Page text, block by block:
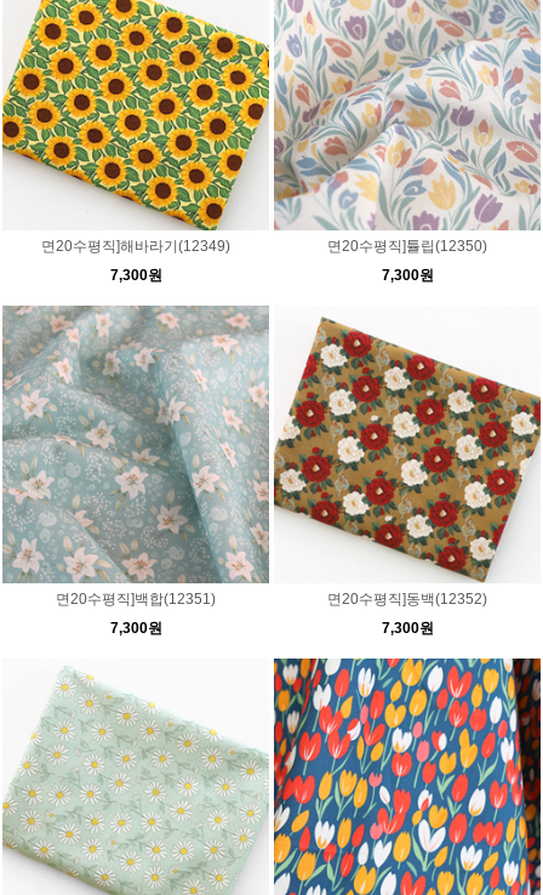
면20수평직]해바라기(12349)
7,300원
면20수평직]튤립(12350)
7,300원
면20수평직]백합(12351)
7,300원
면20수평직]동백(12352)
7,300원